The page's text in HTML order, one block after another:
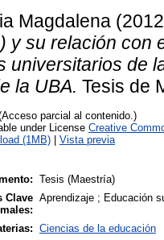
Magdalena
y su relación con
universitarios de
la UBA. Tesis de
parcial al contenido.)
under License Creative
(1MB)
Vista previa
Tesis (Maestría)
Clave Aprendizaje ; Educación
Ciencias de la educación